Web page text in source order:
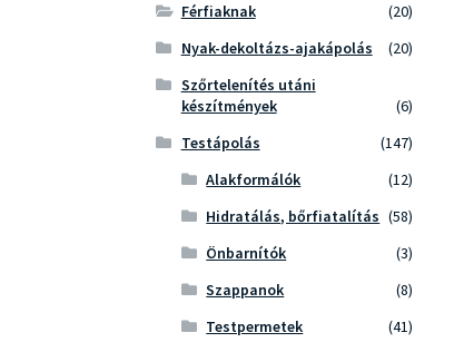
Férfiaknak
(20)
Nyak-dekoltázs-ajakápolás
(20)
Szőrtelenítés utáni
készítmények
(6)
Testápolás
(147)
Alakformálók
(12)
Hidratálás, bőrfiatalítás (58)
Önbarnítók
(3)
Szappanok
(8)
Testpermetek
(41)